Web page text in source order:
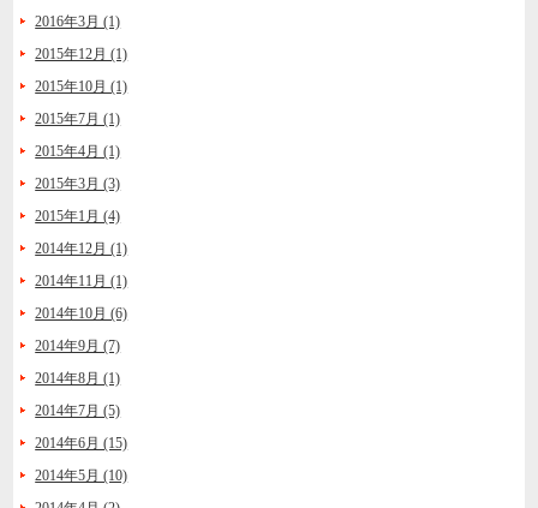
2016年3月 (1)
2015年12月 (1)
2015年10月 (1)
2015年7月 (1)
2015年4月 (1)
2015年3月 (3)
2015年1月 (4)
2014年12月 (1)
2014年11月 (1)
2014年10月 (6)
2014年9月 (7)
2014年8月 (1)
2014年7月 (5)
2014年6月 (15)
2014年5月 (10)